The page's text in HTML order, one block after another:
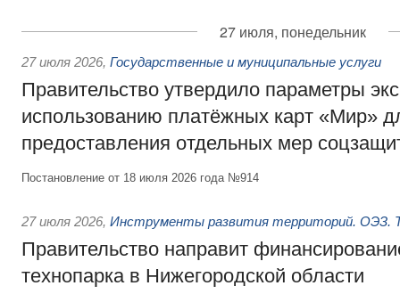
27 июля, понедельник
27 июля 2026, Государственные и муниципальные услуги
Правительство утвердило параметры
использованию платёжных карт «Мир»
предоставления отдельных мер
Постановление от 18 июля 2026 года №914
27 июля 2026, Инструменты развития территорий. ОЭЗ.
Правительство направит
технопарка в Нижегородской области